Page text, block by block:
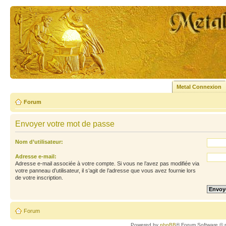
Metal Connexion
Forum
Envoyer votre mot de passe
Nom d’utilisateur:
Adresse e-mail:
Adresse e-mail associée à votre compte. Si vous ne l’avez pas modifiée via
votre panneau d’utilisateur, il s’agit de l’adresse que vous avez fournie lors
de votre inscription.
Forum
Powered byphpBB® Forum Software ©